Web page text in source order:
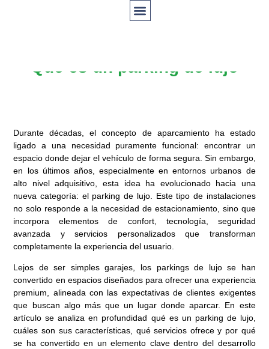
Qué es un parking de lujo
Durante décadas, el concepto de aparcamiento ha estado
ligado a una necesidad puramente funcional: encontrar un
espacio donde dejar el vehículo de forma segura. Sin embargo,
en los últimos años, especialmente en entornos urbanos de
alto nivel adquisitivo, esta idea ha evolucionado hacia una
nueva categoría: el parking de lujo. Este tipo de instalaciones
no solo responde a la necesidad de estacionamiento, sino que
incorpora elementos de confort, tecnología, seguridad
avanzada y servicios personalizados que transforman
completamente la experiencia del usuario.
Lejos de ser simples garajes, los parkings de lujo se han
convertido en espacios diseñados para ofrecer una experiencia
premium, alineada con las expectativas de clientes exigentes
que buscan algo más que un lugar donde aparcar. En este
artículo se analiza en profundidad qué es un parking de lujo,
cuáles son sus características, qué servicios ofrece y por qué
se ha convertido en un elemento clave dentro del desarrollo